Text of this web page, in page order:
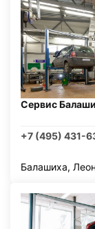
Сервис
+7 (495) 431-
Балашиха,